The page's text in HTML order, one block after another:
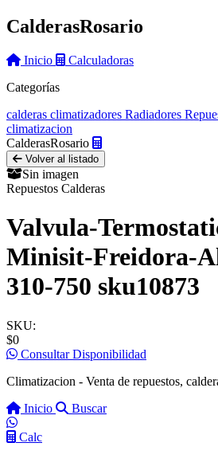
CalderasRosario
Inicio
Calculadoras
Categorías
calderas climatizadores Radiadores
climatizacion
CalderasRosario
Volver al listado
Sin imagen
Repuestos Calderas
Valvula-
Minisit-Freidora-
310-750 sku10873
SKU:
$0
Consultar Disponibilidad
Climatizacion - Venta de repuestos,
Inicio
Buscar
Calc